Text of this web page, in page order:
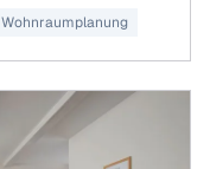
Wohnraumplanung